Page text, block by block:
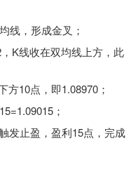
线，形成金叉；
K线收在双均线上方，此
方10点，即1.08970；
；
发止盈，盈利15点，完成